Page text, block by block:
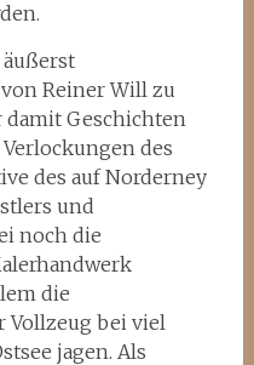
Reiner Will zu
damit Geschichten
des
des auf Norderney
und
noch die
die
Vollzeug bei viel
jagen. Als